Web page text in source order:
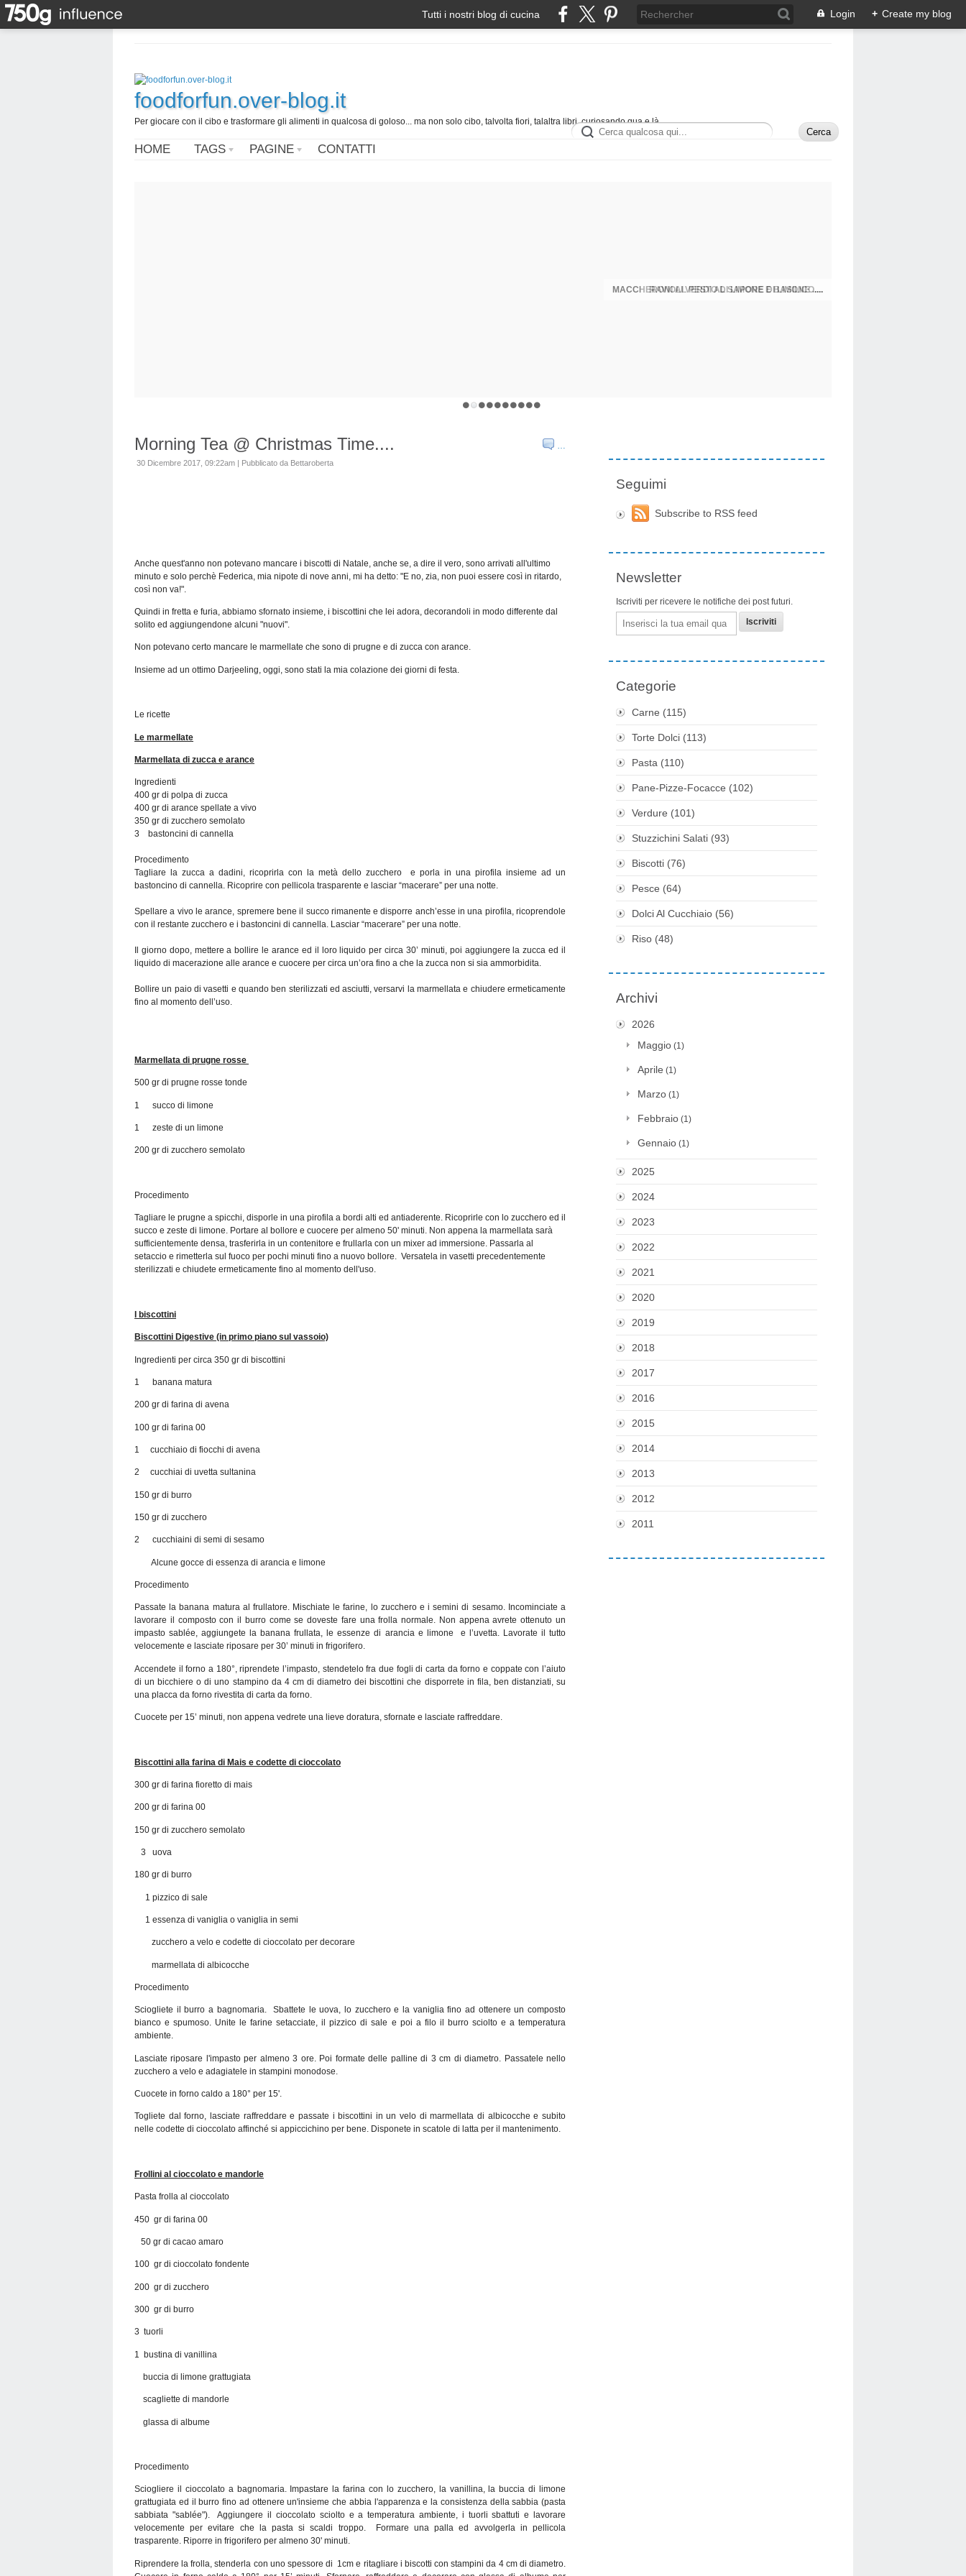
Tutti i nostri blog di cucina Login + Create my blog
foodforfun.over-blog.it
Per giocare con il cibo e trasformare gli alimenti in qualcosa di goloso... ma non solo cibo, talvolta fiori, talaltra libri, curiosando qua e là.
HOME TAGS PAGINE CONTATTI
RAVIOLI VERDI AL SAPORE DI LIMONE .....
…
Morning Tea @ Christmas Time....
30 Dicembre 2017, 09:22am | Pubblicato da Bettaroberta
Anche quest'anno non potevano mancare i biscotti di Natale, anche se, a dire il vero, sono arrivati all'ultimo
minuto e solo perchè Federica, mia nipote di nove anni, mi ha detto: "E no, zia, non puoi essere così in ritardo,
così non va!".
Quindi in fretta e furia, abbiamo sfornato insieme, i biscottini che lei adora, decorandoli in modo differente dal
solito ed aggiungendone alcuni "nuovi".
Non potevano certo mancare le marmellate che sono di prugne e di zucca con arance.
Insieme ad un ottimo Darjeeling, oggi, sono stati la mia colazione dei giorni di festa.
Le ricette
Le marmellate
Marmellata di zucca e arance
Ingredienti
400 gr di polpa di zucca
400 gr di arance spellate a vivo
350 gr di zucchero semolato
3 bastoncini di cannella
Procedimento
Tagliare la zucca a dadini, ricoprirla con la metà dello zucchero e porla in una pirofila insieme ad un
bastoncino di cannella. Ricoprire con pellicola trasparente e lasciar “macerare” per una notte.
Spellare a vivo le arance, spremere bene il succo rimanente e disporre anch’esse in una pirofila, ricoprendole
con il restante zucchero e i bastoncini di cannella. Lasciar “macerare” per una notte.
Il giorno dopo, mettere a bollire le arance ed il loro liquido per circa 30’ minuti, poi aggiungere la zucca ed il
liquido di macerazione alle arance e cuocere per circa un’ora fino a che la zucca non si sia ammorbidita.
Bollire un paio di vasetti e quando ben sterilizzati ed asciutti, versarvi la marmellata e chiudere ermeticamente
fino al momento dell’uso.
Marmellata di prugne rosse
500 gr di prugne rosse tonde
1 succo di limone
1 zeste di un limone
200 gr di zucchero semolato
Procedimento
Tagliare le prugne a spicchi, disporle in una pirofila a bordi alti ed antiaderente. Ricoprirle con lo zucchero ed il
succo e zeste di limone. Portare al bollore e cuocere per almeno 50' minuti. Non appena la marmellata sarà
sufficientemente densa, trasferirla in un contenitore e frullarla con un mixer ad immersione. Passarla al
setaccio e rimetterla sul fuoco per pochi minuti fino a nuovo bollore. Versatela in vasetti precedentemente
sterilizzati e chiudete ermeticamente fino al momento dell'uso.
I biscottini
Biscottini Digestive (in primo piano sul vassoio)
Ingredienti per circa 350 gr di biscottini
1 banana matura
200 gr di farina di avena
100 gr di farina 00
1 cucchiaio di fiocchi di avena
2 cucchiai di uvetta sultanina
150 gr di burro
150 gr di zucchero
2 cucchiaini di semi di sesamo
Alcune gocce di essenza di arancia e limone
Procedimento
Passate la banana matura al frullatore. Mischiate le farine, lo zucchero e i semini di sesamo. Incominciate a
lavorare il composto con il burro come se doveste fare una frolla normale. Non appena avrete ottenuto un
impasto sablée, aggiungete la banana frullata, le essenze di arancia e limone e l’uvetta. Lavorate il tutto
velocemente e lasciate riposare per 30’ minuti in frigorifero.
Accendete il forno a 180°, riprendete l’impasto, stendetelo fra due fogli di carta da forno e coppate con l’aiuto
di un bicchiere o di uno stampino da 4 cm di diametro dei biscottini che disporrete in fila, ben distanziati, su
una placca da forno rivestita di carta da forno.
Cuocete per 15’ minuti, non appena vedrete una lieve doratura, sfornate e lasciate raffreddare.
Biscottini alla farina di Mais e codette di cioccolato
300 gr di farina fioretto di mais
200 gr di farina 00
150 gr di zucchero semolato
3 uova
180 gr di burro
1 pizzico di sale
1 essenza di vaniglia o vaniglia in semi
zucchero a velo e codette di cioccolato per decorare
marmellata di albicocche
Procedimento
Sciogliete il burro a bagnomaria. Sbattete le uova, lo zucchero e la vaniglia fino ad ottenere un composto
bianco e spumoso. Unite le farine setacciate, il pizzico di sale e poi a filo il burro sciolto e a temperatura
ambiente.
Lasciate riposare l'impasto per almeno 3 ore. Poi formate delle palline di 3 cm di diametro. Passatele nello
zucchero a velo e adagiatele in stampini monodose.
Cuocete in forno caldo a 180° per 15'.
Togliete dal forno, lasciate raffreddare e passate i biscottini in un velo di marmellata di albicocche e subito
nelle codette di cioccolato affinché si appiccichino per bene. Disponete in scatole di latta per il mantenimento.
Frollini al cioccolato e mandorle
Pasta frolla al cioccolato
450 gr di farina 00
50 gr di cacao amaro
100 gr di cioccolato fondente
200 gr di zucchero
300 gr di burro
3 tuorli
1 bustina di vanillina
buccia di limone grattugiata
scagliette di mandorle
glassa di albume
Procedimento
Sciogliere il cioccolato a bagnomaria. Impastare la farina con lo zucchero, la vanillina, la buccia di limone
grattugiata ed il burro fino ad ottenere un'insieme che abbia l'apparenza e la consistenza della sabbia (pasta
sabbiata "sablée"). Aggiungere il cioccolato sciolto e a temperatura ambiente, i tuorli sbattuti e lavorare
velocemente per evitare che la pasta si scaldi troppo. Formare una palla ed avvolgerla in pellicola
trasparente. Riporre in frigorifero per almeno 30' minuti.
Riprendere la frolla, stenderla con uno spessore di 1cm e ritagliare i biscotti con stampini da 4 cm di diametro.
Seguimi
Subscribe to RSS feed
Newsletter
Iscriviti per ricevere le notifiche dei post futuri.
Email
Categorie
Carne (115)
Torte Dolci (113)
Pasta (110)
Pane-Pizze-Focacce (102)
Verdure (101)
Stuzzichini Salati (93)
Biscotti (76)
Pesce (64)
Dolci Al Cucchiaio (56)
Riso (48)
Archivi
2026
Maggio (1)
Aprile (1)
Marzo (1)
Febbraio (1)
Gennaio (1)
2025
2024
2023
2022
2021
2020
2019
2018
2017
2016
2015
2014
2013
2012
2011